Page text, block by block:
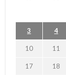
3 4
10 11
17 18